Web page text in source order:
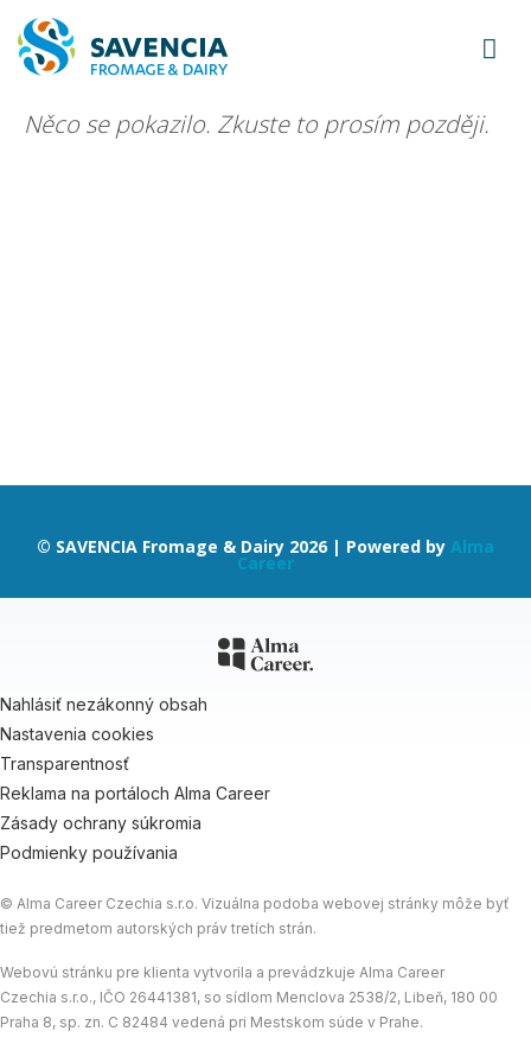
Něco se pokazilo. Zkuste to prosím později.
© SAVENCIA Fromage & Dairy 2026 | Powered by Alma
Career
Nahlásiť nezákonný obsah
Nastavenia cookies
Transparentnosť
Reklama na portáloch Alma Career
Zásady ochrany súkromia
Podmienky používania
© Alma Career Czechia s.r.o. Vizuálna podoba webovej stránky môže byť
tiež predmetom autorských práv tretích strán.
Webovú stránku pre klienta vytvorila a prevádzkuje Alma Career
Czechia s.r.o., IČO 26441381, so sídlom Menclova 2538/2, Libeň, 180 00
Praha 8, sp. zn. C 82484 vedená pri Mestskom súde v Prahe.